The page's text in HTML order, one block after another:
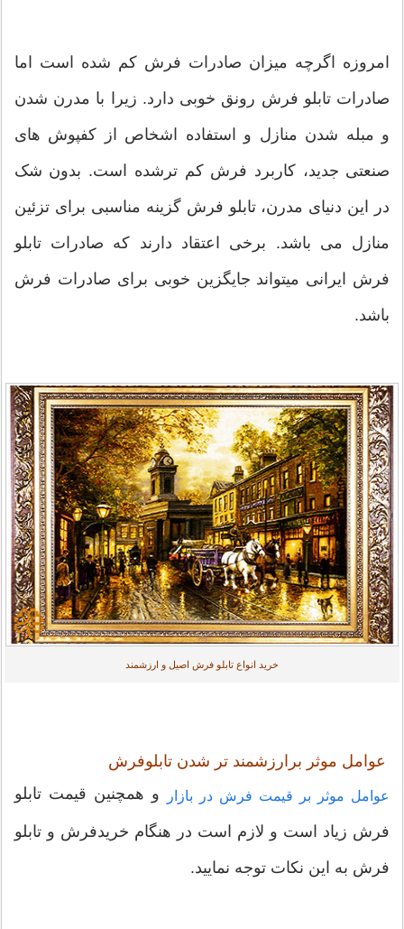
امروزه اگرچه میزان صادرات فرش کم شده است اما
صادرات تابلو فرش رونق خوبی دارد. زیرا با مدرن شدن
و مبله شدن منازل و استفاده اشخاص از کفپوش های
صنعتی جدید، کاربرد فرش کم ترشده است. بدون شک
در این دنیای مدرن، تابلو فرش گزینه مناسبی برای تزئین
منازل می باشد. برخی اعتقاد دارند که صادرات تابلو
فرش ایرانی میتواند جایگزین خوبی برای صادرات فرش
باشد.
خرید انواع تابلو فرش اصیل و ارزشمند
عوامل موثر برارزشمند تر شدن تابلوفرش
عوامل موثر بر قیمت فرش در بازار و همچنین قیمت تابلو
فرش زیاد است و لازم است در هنگام خریدفرش و تابلو
فرش به این نکات توجه نمایید.